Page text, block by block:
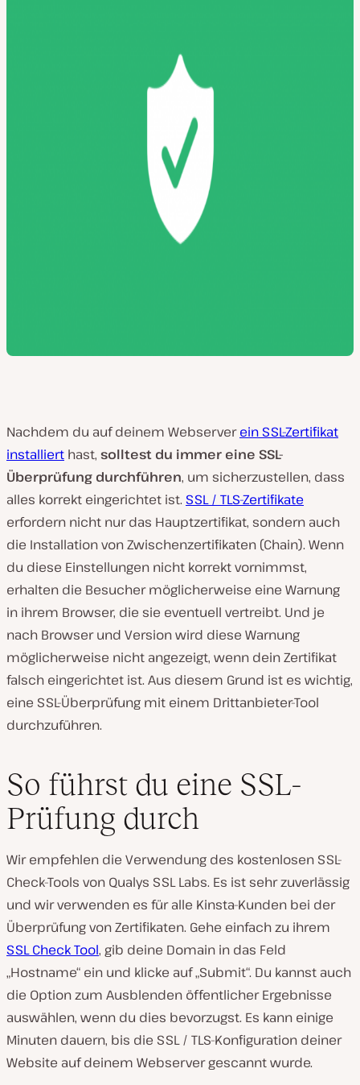
Nachdem du auf deinem Webserverein SSL-Zertifikat
installiert hast, solltest du immer eine SSL-
Überprüfung durchführen, um sicherzustellen, dass
alles korrekt eingerichtet ist. SSL / TLS-Zertifikate
erfordern nicht nur das Hauptzertifikat, sondern auch
die Installation von Zwischenzertifikaten (Chain). Wenn
du diese Einstellungen nicht korrekt vornimmst,
erhalten die Besucher möglicherweise eine Warnung
in ihrem Browser, die sie eventuell vertreibt. Und je
nach Browser und Version wird diese Warnung
möglicherweise nicht angezeigt, wenn dein Zertifikat
falsch eingerichtet ist. Aus diesem Grund ist es wichtig,
eine SSL-Überprüfung mit einem Drittanbieter-Tool
durchzuführen.
So führst du eine SSL-
Prüfung durch
Wir empfehlen die Verwendung des kostenlosen SSL-
Check-Tools von Qualys SSL Labs. Es ist sehr zuverlässig
und wir verwenden es für alle Kinsta-Kunden bei der
Überprüfung von Zertifikaten. Gehe einfach zu ihrem
SSL Check Tool, gib deine Domain in das Feld
„Hostname“ ein und klicke auf „Submit“. Du kannst auch
die Option zum Ausblenden öffentlicher Ergebnisse
auswählen, wenn du dies bevorzugst. Es kann einige
Minuten dauern, bis die SSL / TLS-Konfiguration deiner
Website auf deinem Webserver gescannt wurde.